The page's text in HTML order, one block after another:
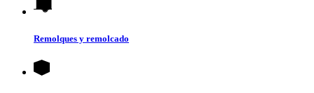
Remolques y remolcado